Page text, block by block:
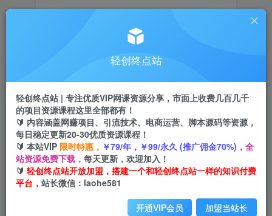
登录
没有账号？立即注册
用户名或邮箱
登录密码
记住登录
轻创终点站
轻创终点站 | 专注优质VIP网课资源分享，市面上收费几百几千
的项目资源课程这里全部都有！
🔰 内容涵盖网赚项目、引流技术、电商运营、脚本源码等资源，
每日稳定更新20-30优质资源课程！
🔰 本站VIP 限时特惠， ￥79/年，￥99/永久 (推广佣金70%)， 全
站资源免费下载， 每天更新，欢迎加入！
🔰 轻创终点站开放加盟，搭建一个和轻创终点站一样的知识付费
平台， 站长微信：laohe581
开通VIP会员 加盟当站长